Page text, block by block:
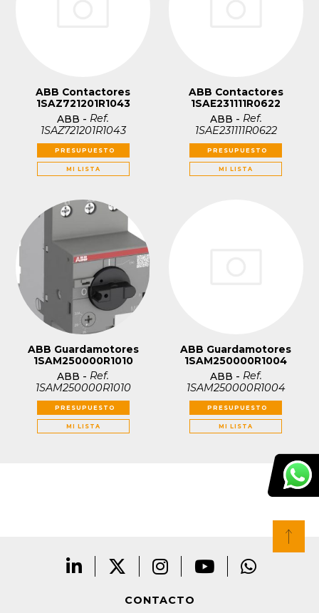
ABB Contactores
1SAZ721201R1043
ABB - Ref.
1SAZ721201R1043
PRESUPUESTO
MI LISTA
ABB Contactores
1SAE231111R0622
ABB - Ref.
1SAE231111R0622
PRESUPUESTO
MI LISTA
ABB Guardamotores
1SAM250000R1010
ABB - Ref.
1SAM250000R1010
PRESUPUESTO
MI LISTA
ABB Guardamotores
1SAM250000R1004
ABB - Ref.
1SAM250000R1004
PRESUPUESTO
MI LISTA
CONTACTO